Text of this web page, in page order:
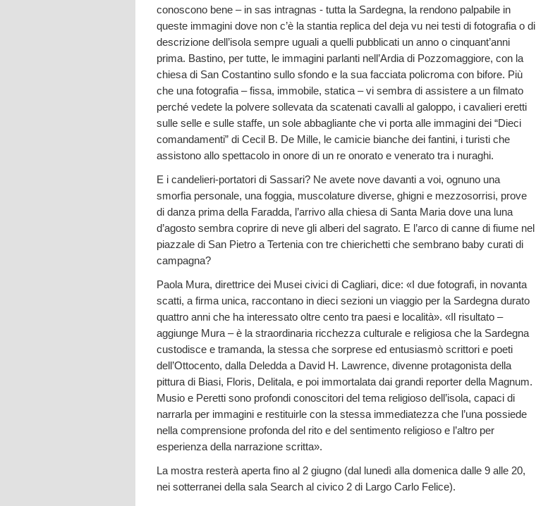
conoscono bene – in sas intragnas - tutta la Sardegna, la rendono palpabile in
queste immagini dove non c’è la stantia replica del deja vu nei testi di fotografia o di
descrizione dell’isola sempre uguali a quelli pubblicati un anno o cinquant’anni
prima. Bastino, per tutte, le immagini parlanti nell’Ardia di Pozzomaggiore, con la
chiesa di San Costantino sullo sfondo e la sua facciata policroma con bifore. Più
che una fotografia – fissa, immobile, statica – vi sembra di assistere a un filmato
perché vedete la polvere sollevata da scatenati cavalli al galoppo, i cavalieri eretti
sulle selle e sulle staffe, un sole abbagliante che vi porta alle immagini dei “Dieci
comandamenti” di Cecil B. De Mille, le camicie bianche dei fantini, i turisti che
assistono allo spettacolo in onore di un re onorato e venerato tra i nuraghi.
E i candelieri-portatori di Sassari? Ne avete nove davanti a voi, ognuno una
smorfia personale, una foggia, muscolature diverse, ghigni e mezzosorrisi, prove
di danza prima della Faradda, l’arrivo alla chiesa di Santa Maria dove una luna
d’agosto sembra coprire di neve gli alberi del sagrato. E l’arco di canne di fiume nel
piazzale di San Pietro a Tertenia con tre chierichetti che sembrano baby curati di
campagna?
Paola Mura, direttrice dei Musei civici di Cagliari, dice: «I due fotografi, in novanta
scatti, a firma unica, raccontano in dieci sezioni un viaggio per la Sardegna durato
quattro anni che ha interessato oltre cento tra paesi e località». «Il risultato –
aggiunge Mura – è la straordinaria ricchezza culturale e religiosa che la Sardegna
custodisce e tramanda, la stessa che sorprese ed entusiasmò scrittori e poeti
dell’Ottocento, dalla Deledda a David H. Lawrence, divenne protagonista della
pittura di Biasi, Floris, Delitala, e poi immortalata dai grandi reporter della Magnum.
Musio e Peretti sono profondi conoscitori del tema religioso dell’isola, capaci di
narrarla per immagini e restituirle con la stessa immediatezza che l’una possiede
nella comprensione profonda del rito e del sentimento religioso e l’altro per
esperienza della narrazione scritta».
La mostra resterà aperta fino al 2 giugno (dal lunedì alla domenica dalle 9 alle 20,
nei sotterranei della sala Search al civico 2 di Largo Carlo Felice).